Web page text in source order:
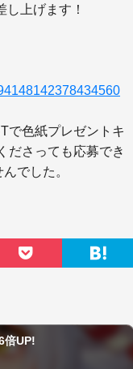
上げます！
で色紙プレゼントキ
ださっても応募でき
でした。
倍UP!